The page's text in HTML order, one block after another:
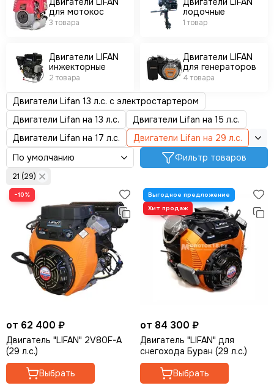
Двигатели YAMAHA
Двигатели HABERT
Двигатели HUTER
Двигатели ENIFIELD
Двигатели ЭНЕРГОПРОМ
Двигатели ТЕХПРОМ
Двигатели RATO
Двигатели для мототехники
для мотокос
3 товара
лодочные
1 товар
Двигатели LIFAN
инжекторные
2 товара
Двигатели LIFAN
для генераторов
4 товара
Двигатели Lifan 13 л.с. с электростартером
Двигатели Lifan на 13 л.с.
Двигатели Lifan на 15 л.с.
Двигатели Lifan на 17 л.с.
Двигатели Lifan на 29 л.с.
Фильтр товаров
21 (29)
−10%
от 62 400 ₽
Двигатель "LIFAN" 2V80F-A
(29 л.с.)
Выбрать
от 84 300 ₽
Двигатель "LIFAN" для
снегохода Буран (29 л.с.)
Выбрать